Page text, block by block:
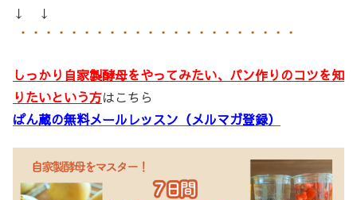
↓ ↓
しっかり自家製酵母をやってみたい、パン作りのコツを知
りたいという方はこちら
ぱん蔵の無料メールレッスン（メルマガ登録）